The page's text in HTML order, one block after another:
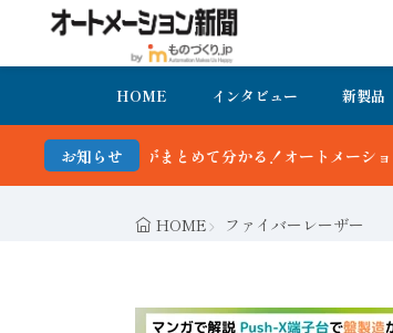
HOME インタビュー 新製品
お知らせ
めて分かる！オートメーション新聞 最新号＆バック
HOME ファイバーレーザー